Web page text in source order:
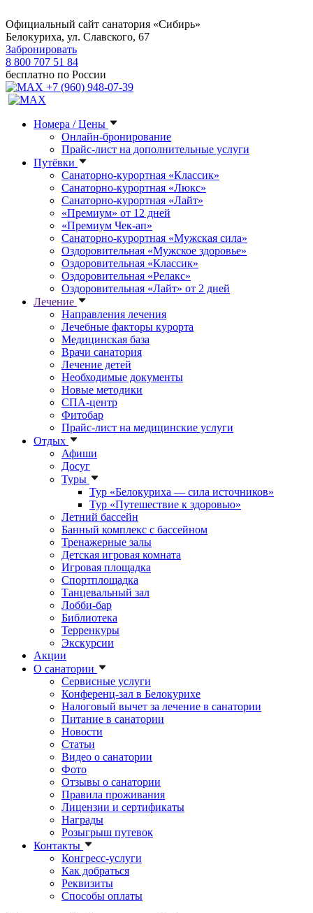
Официальный сайт санатория «Сибирь»
Белокуриха, ул. Славского, 67
Забронировать
8 800 707 51 84
бесплатно по России
+7 (960) 948-07-39
Номера / Цены
Онлайн-бронирование
Прайс-лист на дополнительные услуги
Путёвки
Санаторно-курортная «Классик»
Санаторно-курортная «Люкс»
Санаторно-курортная «Лайт»
«Премиум» от 12 дней
«Премиум Чек-ап»
Санаторно-курортная «Мужская сила»
Оздоровительная «Мужское здоровье»
Оздоровительная «Классик»
Оздоровительная «Релакс»
Оздоровительная «Лайт» от 2 дней
Лечение
Направления лечения
Лечебные факторы курорта
Медицинская база
Врачи санатория
Лечение детей
Необходимые документы
Новые методики
СПА-центр
Фитобар
Прайс-лист на медицинские услуги
Отдых
Афиши
Досуг
Туры
Тур «Белокуриха — сила источников»
Тур «Путешествие к здоровью»
Летний бассейн
Банный комплекс с бассейном
Тренажерные залы
Детская игровая комната
Игровая площадка
Спортплощадка
Танцевальный зал
Лобби-бар
Библиотека
Терренкуры
Экскурсии
Акции
О санатории
Сервисные услуги
Конференц-зал в Белокурихе
Налоговый вычет за лечение в санатории
Питание в санатории
Новости
Статьи
Видео о санатории
Фото
Отзывы о санатории
Правила проживания
Лицензии и сертификаты
Награды
Розыгрыш путевок
Контакты
Конгресс-услуги
Как добраться
Реквизиты
Способы оплаты